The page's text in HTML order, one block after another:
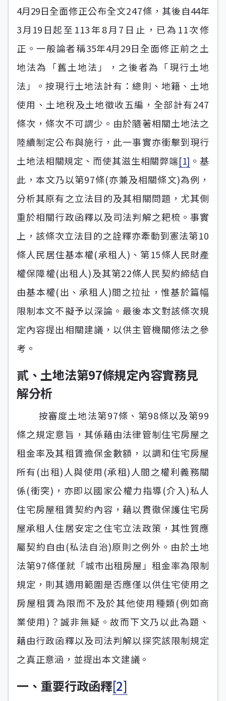
4月29日全面修正公布全文247條，其後自44年
3月19日起至113年8月7日止，已為11次修
正。一般論者稱35年4月29日全面修正前之土
地法為「舊土地法」，之後者為「現行土地
法」。按現行土地法計有：總則、地籍、土地
使用、土地稅及土地徵收五編，全部計有247
條次，條次不可謂少。由於隨著相關土地法之
陸續制定公布與施行，此一事實亦衝擊到現行
土地法相關規定、而使其滋生相關弊端[1] 。基
此，本文乃以第97條(亦兼及相關條文)為例，
分析其原有之立法目的及其相關問題，尤其側
重於相關行政函釋以及司法判解之耙梳。事實
上，該條次立法目的之詮釋亦牽動到憲法第10
條人民居住基本權(承租人)、第15條人民財產
權保障權(出租人)及其第22條人民契約締結自
由基本權(出、承租人)間之拉扯，惟基於篇幅
限制本文不擬予以深論。最後本文對該條次規
定內容提出相關建議，以供主管機關修法之參
考。
貳、土地法第97條規定內容實務見
解分析
按審度土地法第97條、第98條以及第99
條之規定意旨，其係藉由法律管制住宅房屋之
租金率及其租賃擔保金數額，以調和住宅房屋
所有(出租)人與使用(承租)人間之權利義務關
係(衝突)，亦即以國家公權力指導(介入)私人
住宅房屋租賃契約內容，藉以貫徹保護住宅房
屋承租人住居安定之住宅立法政策，其性質應
屬契約自由(私法自治)原則之例外。由於土地
法第97條僅就「城市出租房屋」租金率為限制
規定，則其適用範圍是否應僅以供住宅使用之
房屋租賃為限而不及於其他使用種類(例如商
業使用)？誠非無疑。故而下文乃以此為題、
藉由行政函釋以及司法判解以探究該限制規定
之真正意涵，並提出本文建議。
一、重要行政函釋[2]